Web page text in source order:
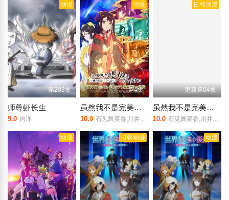
动漫
第203集
师尊虾长生
9.0 内详
动漫
第4集
虽然我不是完美恶女～雏宫蝶鼠替换传
10.0 石见舞菜香,川井田夏海
日韩动漫
更新第04集
虽然我不是完美恶女～雏宫蝶鼠替换传～
10.0 石见舞菜香,川井田夏海,古川慎,梅原裕一郎,菱川花菜,尼克莱·法拉赫娜兹
动漫 日韩动漫 动漫